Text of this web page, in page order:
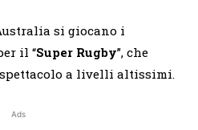
si giocano i
il “Super Rugby”, che
a livelli altissimi.
Ads